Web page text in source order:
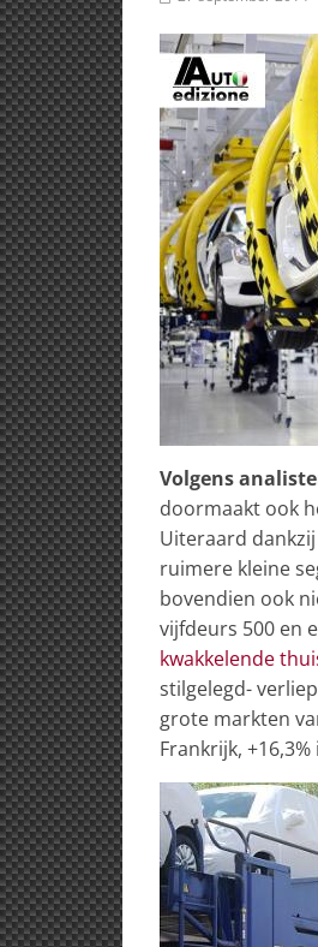
Volgens
doormaakt ook
Uiteraard
ruimere kleine
bovendien ook
vijfdeurs 500 en
kwakkelende
stilgelegd-
grote markten
Frankrijk,